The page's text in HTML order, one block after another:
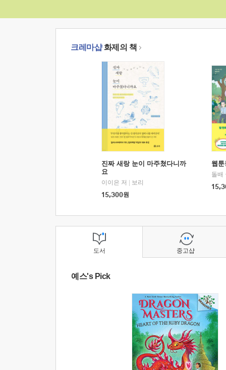
크레마샵화제의 책
진짜 새랑 눈이 마주쳤다니까
요
이이은 저
보리
15,300원
웹
돌배
도서
예스's Pick
중고샵